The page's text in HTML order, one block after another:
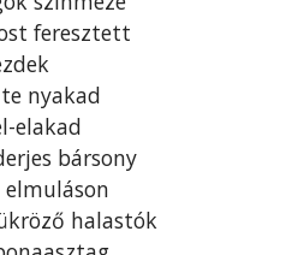
feresztett
nyakad
elakad
bársony
halastók